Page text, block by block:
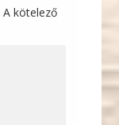
A kötelező